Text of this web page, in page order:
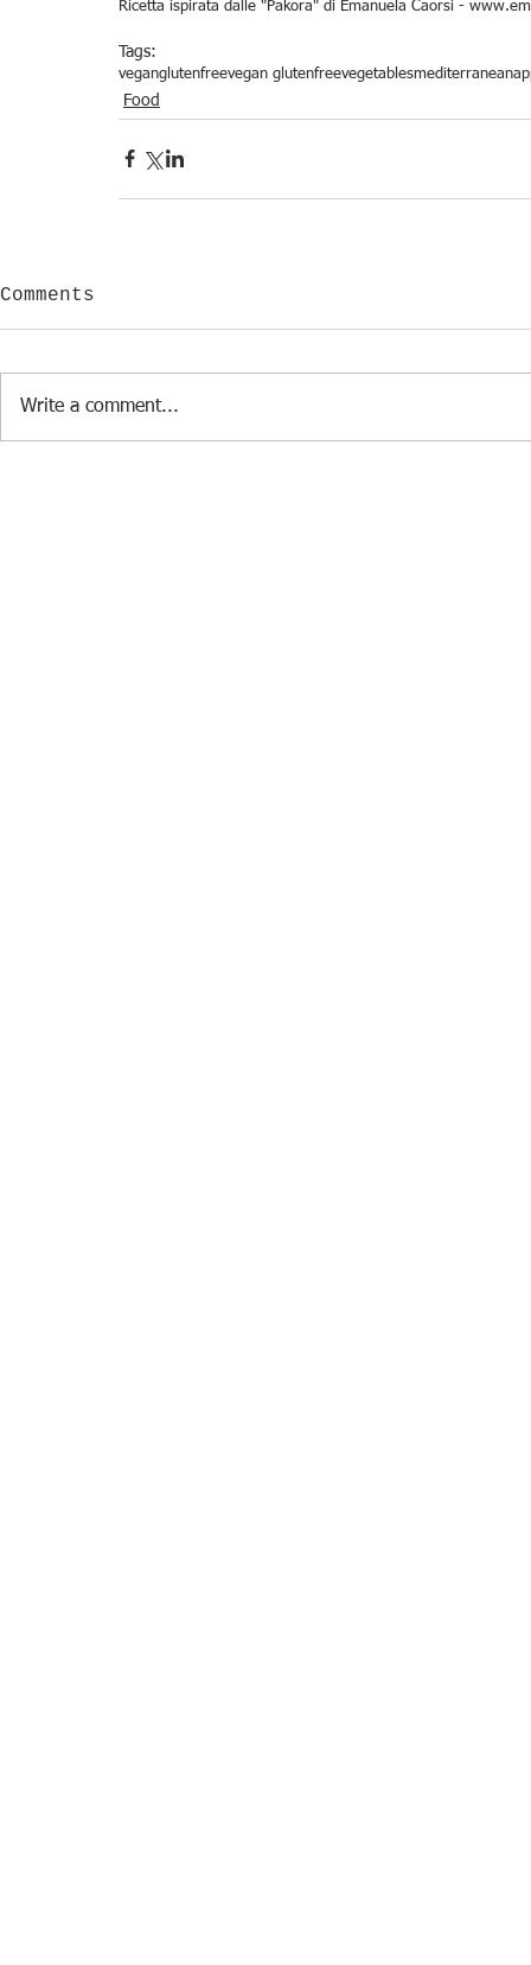
Ricetta ispirata dalle "Pakora" di Emanuela Caorsi -
Tags:
veganglutenfreevegan glutenfreevegetablesmediterranean
Food
Comments
Write a comment...